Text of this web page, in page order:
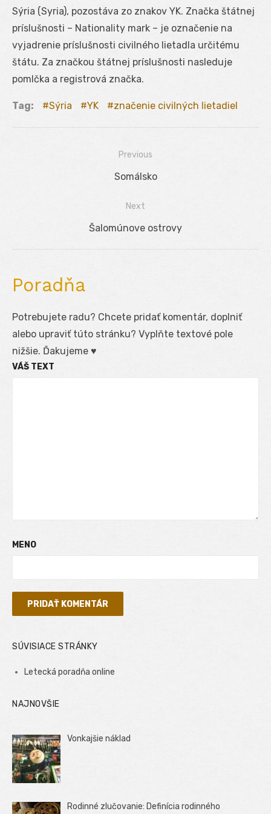
Sýria (Syria), pozostáva zo znakov YK. Značka štátnej
príslušnosti – Nationality mark – je označenie na
vyjadrenie príslušnosti civilného lietadla určitému
štátu. Za značkou štátnej príslušnosti nasleduje
pomlčka a registrová značka.
Tag: Sýria YK značenie civilných lietadiel
Previous
Previous
Somálsko
Next
Next
Šalomúnove ostrovy
Poradňa
Potrebujete radu? Chcete pridať komentár, doplniť
alebo upraviť túto stránku? Vyplňte textové pole
nižšie. Ďakujeme ♥
VÁŠ TEXT
MENO
SÚVISIACE STRÁNKY
Letecká poradňa online
NAJNOVŠIE
Vonkajšie náklad
Rodinné zlučovanie: Definícia rodinného